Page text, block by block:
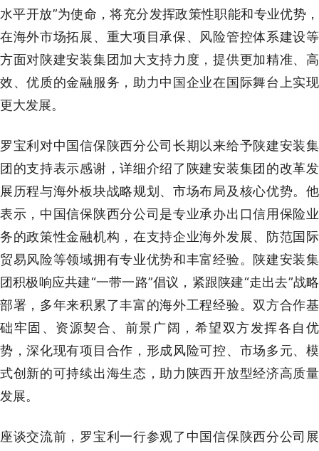
水平开放”为使命，将充分发挥政策性职能和专业优势，
在海外市场拓展、重大项目承保、风险管控体系建设等
方面对陕建安装集团加大支持力度，提供更加精准、高
效、优质的金融服务，助力中国企业在国际舞台上实现
更大发展。
罗宝利对中国信保陕西分公司长期以来给予陕建安装集
团的支持表示感谢，详细介绍了陕建安装集团的改革发
展历程与海外板块战略规划、市场布局及核心优势。他
表示，中国信保陕西分公司是专业承办出口信用保险业
务的政策性金融机构，在支持企业海外发展、防范国际
贸易风险等领域拥有专业优势和丰富经验。陕建安装集
团积极响应共建“一带一路”倡议，紧跟陕建“走出去”战略
部署，多年来积累了丰富的海外工程经验。双方合作基
础牢固、资源契合、前景广阔，希望双方发挥各自优
势，深化现有项目合作，形成风险可控、市场多元、模
式创新的可持续出海生态，助力陕西开放型经济高质量
发展。
座谈交流前，罗宝利一行参观了中国信保陕西分公司展